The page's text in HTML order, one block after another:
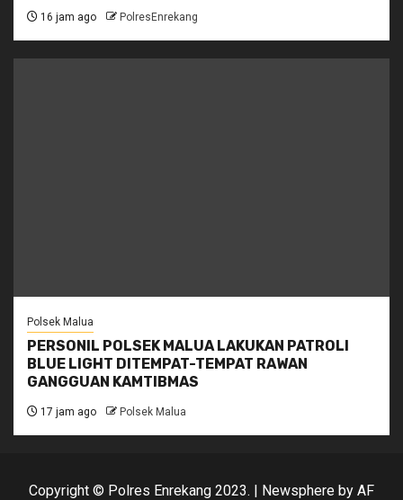
16 jam ago PolresEnrekang
Polsek Malua
PERSONIL POLSEK MALUA LAKUKAN PATROLI
BLUE LIGHT DITEMPAT-TEMPAT RAWAN
GANGGUAN KAMTIBMAS
17 jam ago Polsek Malua
Copyright © Polres Enrekang 2023. | Newsphere by AF